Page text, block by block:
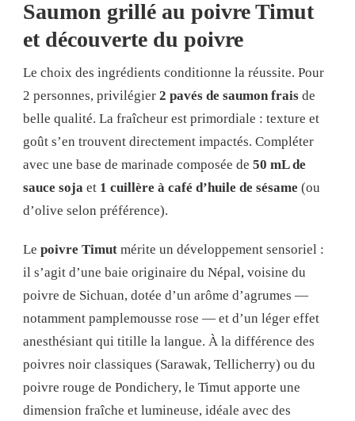
Saumon grillé au poivre Timut
et découverte du poivre
Le choix des ingrédients conditionne la réussite. Pour
2 personnes, privilégier 2 pavés de saumon frais de
belle qualité. La fraîcheur est primordiale : texture et
goût s’en trouvent directement impactés. Compléter
avec une base de marinade composée de 50 mL de
sauce soja et 1 cuillère à café d’huile de sésame (ou
d’olive selon préférence).
Le poivre Timut mérite un développement sensoriel :
il s’agit d’une baie originaire du Népal, voisine du
poivre de Sichuan, dotée d’un arôme d’agrumes —
notamment pamplemousse rose — et d’un léger effet
anesthésiant qui titille la langue. À la différence des
poivres noir classiques (Sarawak, Tellicherry) ou du
poivre rouge de Pondichery, le Timut apporte une
dimension fraîche et lumineuse, idéale avec des